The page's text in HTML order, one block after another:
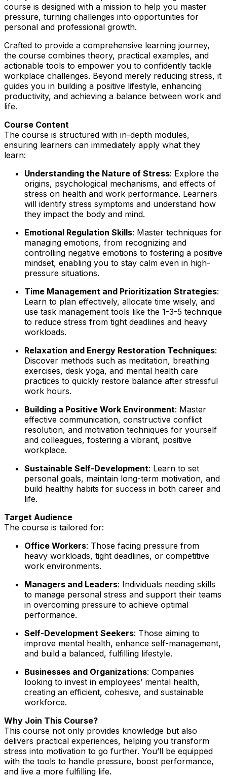
course is designed with a mission to help you master
pressure, turning challenges into opportunities for
personal and professional growth.
Crafted to provide a comprehensive learning journey,
the course combines theory, practical examples, and
actionable tools to empower you to confidently tackle
workplace challenges. Beyond merely reducing stress, it
guides you in building a positive lifestyle, enhancing
productivity, and achieving a balance between work and
life.
Course Content
The course is structured with in-depth modules,
ensuring learners can immediately apply what they
learn:
Understanding the Nature of Stress: Explore the
origins, psychological mechanisms, and effects of
stress on health and work performance. Learners
will identify stress symptoms and understand how
they impact the body and mind.
Emotional Regulation Skills: Master techniques for
managing emotions, from recognizing and
controlling negative emotions to fostering a positive
mindset, enabling you to stay calm even in high-
pressure situations.
Time Management and Prioritization Strategies:
Learn to plan effectively, allocate time wisely, and
use task management tools like the 1-3-5 technique
to reduce stress from tight deadlines and heavy
workloads.
Relaxation and Energy Restoration Techniques:
Discover methods such as meditation, breathing
exercises, desk yoga, and mental health care
practices to quickly restore balance after stressful
work hours.
Building a Positive Work Environment: Master
effective communication, constructive conflict
resolution, and motivation techniques for yourself
and colleagues, fostering a vibrant, positive
workplace.
Sustainable Self-Development: Learn to set
personal goals, maintain long-term motivation, and
build healthy habits for success in both career and
life.
Target Audience
The course is tailored for:
Office Workers: Those facing pressure from
heavy workloads, tight deadlines, or competitive
work environments.
Managers and Leaders: Individuals needing skills
to manage personal stress and support their teams
in overcoming pressure to achieve optimal
performance.
Self-Development Seekers: Those aiming to
improve mental health, enhance self-management,
and build a balanced, fulfilling lifestyle.
Businesses and Organizations: Companies
looking to invest in employees’ mental health,
creating an efficient, cohesive, and sustainable
workforce.
Why Join This Course?
This course not only provides knowledge but also
delivers practical experiences, helping you transform
stress into motivation to go further. You’ll be equipped
with the tools to handle pressure, boost performance,
and live a more fulfilling life.